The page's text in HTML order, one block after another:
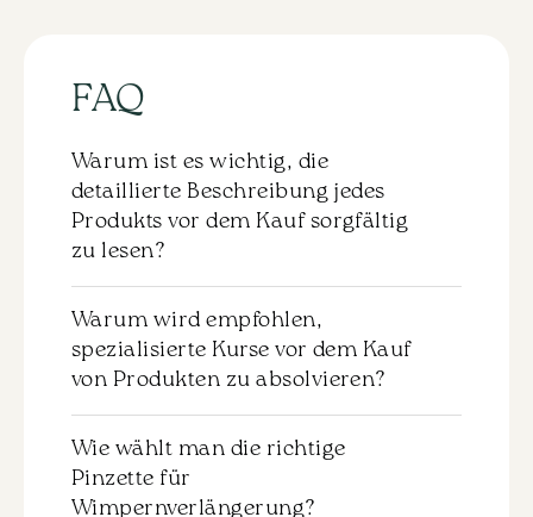
FAQ
Warum ist es wichtig, die
detaillierte Beschreibung jedes
Produkts vor dem Kauf sorgfältig
zu lesen?
Beschreibung, die vor dem Kauf
sorgfältig durchgelesen werden sollte.
Dies hilft Ihnen, die Eigenschaften und die
Anwendung des ausgewählten Materials
zu verstehen. Wir empfehlen dringend,
sich mit dieser Information vertraut zu
machen, um genau das Produkt
Warum wird empfohlen,
spezialisierte Kurse vor dem Kauf
von Produkten zu absolvieren?
das entsprechende Training zu kaufen.
Für eine effektive und sichere Anwendung
der Materialien ist es wichtig,
Wie wählt man die richtige
Pinzette für
Wimpernverlängerung?